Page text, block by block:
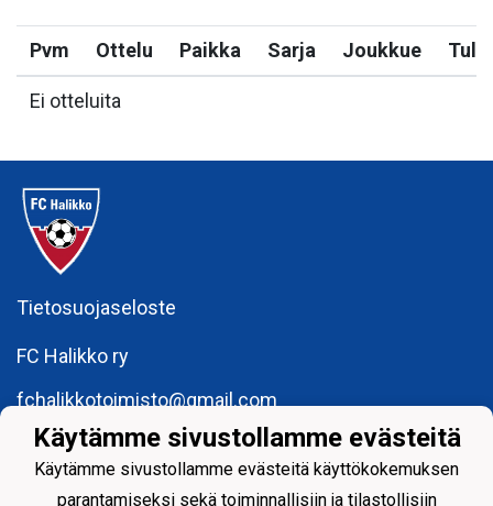
Pvm Ottelu Paikka Sarja Joukkue
Ei otteluita
Tietosuojaseloste
FC Halikko ry
fchalikkotoimisto@gmail.com
y-tunnus: 1755429 - 6
Käytämme sivustollamme evästeitä
Käytämme sivustollamme evästeitä käyttökokemuksen
parantamiseksi sekä toiminnallisiin ja tilastollisiin